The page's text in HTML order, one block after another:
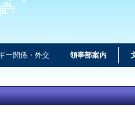
ー関係・外交 領事部案内